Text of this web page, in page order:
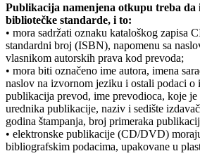
Publikacija namenjena otkupu treba da
bibliotečke standarde, i to:
• mora sadržati oznaku kataloškog zapisa
standardni broj (ISBN), napomenu sa
vlasnikom autorskih prava kod prevoda;
• mora biti označeno ime autora, imena
naslov na izvornom jeziku i ostali podaci o
publikacija prevod, ime prevodioca, koje
urednika publikacije, naziv i sedište
godina štampanja, broj primeraka
• elektronske publikacije (CD/DVD)
bibliografskim podacima, upakovane u